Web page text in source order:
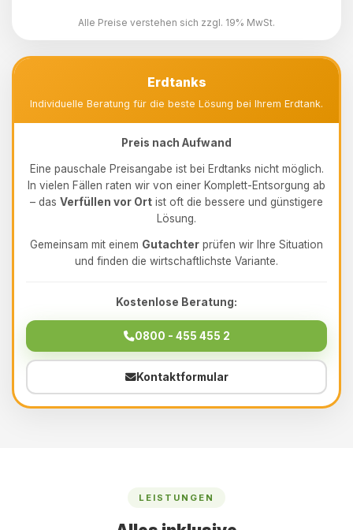
Alle Preise verstehen sich zzgl. 19% MwSt.
Erdtanks
Individuelle Beratung für die beste Lösung bei Ihrem Erdtank.
Preis nach Aufwand
Eine pauschale Preisangabe ist bei Erdtanks nicht möglich.
In vielen Fällen raten wir von einer Komplett-Entsorgung ab
– das Verfüllen vor Ort ist oft die bessere und günstigere
Lösung.
Gemeinsam mit einem Gutachter prüfen wir Ihre Situation
und finden die wirtschaftlichste Variante.
Kostenlose Beratung:
0800 - 455 455 2
Kontaktformular
LEISTUNGEN